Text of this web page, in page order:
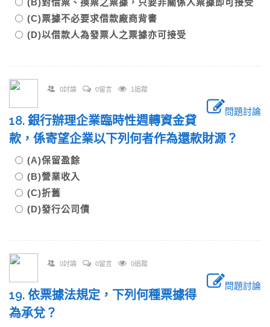
(B)對借票、換票之票據，只要非關係人票據即可接受
(C)票據不必要求借款廠商背書
(D)以借款人為發票人之票據亦可接受
0討論 0留言 1追蹤
問題討論
18. 銀行辦理企業臨時性週轉資金貸
款，係寄望企業以下列何者作為還款財源？
(A)保留盈餘
(B)營業收入
(C)折舊
(D)發行公司債
0討論 0留言 0追蹤
問題討論
19. 依票據法規定，下列何種票據得
為承兌？